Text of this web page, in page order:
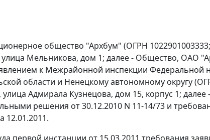
общество "Архбум" (ОГРН
Мельникова, дом 1; далее - Общество, ОАО
к Межрайонной инспекции
области и Ненецкому автономному округу
улица Адмирала Кузнецова, дом 15, корпус 1;
решения от 30.12.2010 N 11-14/73 и
12.01.2011.